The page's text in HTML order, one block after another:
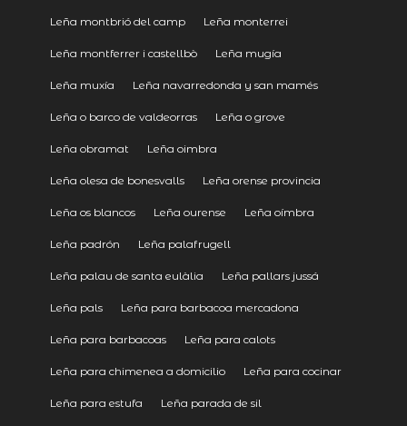
Leña montbrió del camp Leña monterrei
Leña montferrer i castellbò Leña mugía
Leña muxía Leña navarredonda y san mamés
Leña o barco de valdeorras Leña o grove
Leña obramat Leña oimbra
Leña olesa de bonesvalls Leña orense provincia
Leña os blancos Leña ourense Leña oímbra
Leña padrón Leña palafrugell
Leña palau de santa eulàlia Leña pallars jussá
Leña pals Leña para barbacoa mercadona
Leña para barbacoas Leña para calots
Leña para chimenea a domicilio Leña para cocinar
Leña para estufa Leña parada de sil